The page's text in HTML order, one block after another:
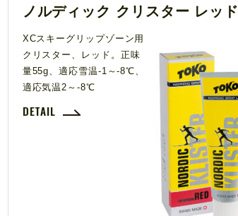
ノルディック クリスター レッド
XCスキーグリップゾーン用
クリスター、レッド。正味
量55g、適応雪温-1～-8℃、
適応気温2～-8℃
DETAIL